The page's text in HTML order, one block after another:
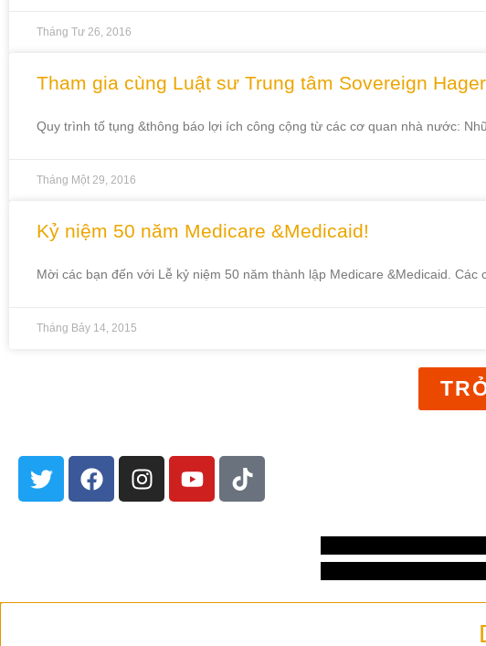
Tháng Tư 26, 2016
Tham gia cùng Luật sư Trung tâm Sovereign
Quy trình tố tụng &thông báo lợi ích công cộng từ các cơ quan nhà nước:
Tháng Một 29, 2016
Kỷ niệm 50 năm Medicare &Medicaid!
Mời các bạn đến với Lễ kỷ niệm 50 năm thành lập Medicare &Medicaid.
Tháng Bảy 14, 2015